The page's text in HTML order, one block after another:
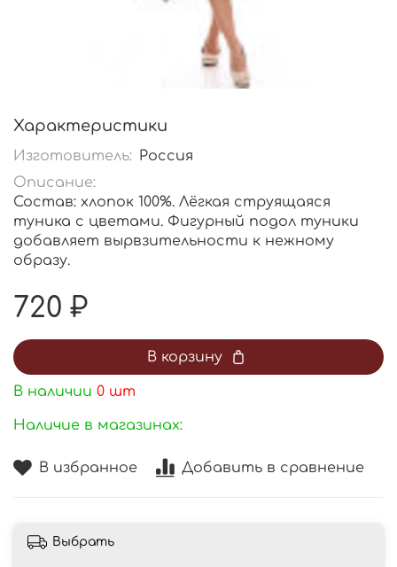
В избранное Добавить в сравнение
Характеристики
Изготовитель: Россия
Описание:
Состав: хлопок 100%. Лёгкая струящаяся
туника с цветами. Фигурный подол туники
добавляет вырвзительности к нежному
образу.
720 ₽
В корзину
В наличии 0 шт
Наличие в магазинах:
Выбрать